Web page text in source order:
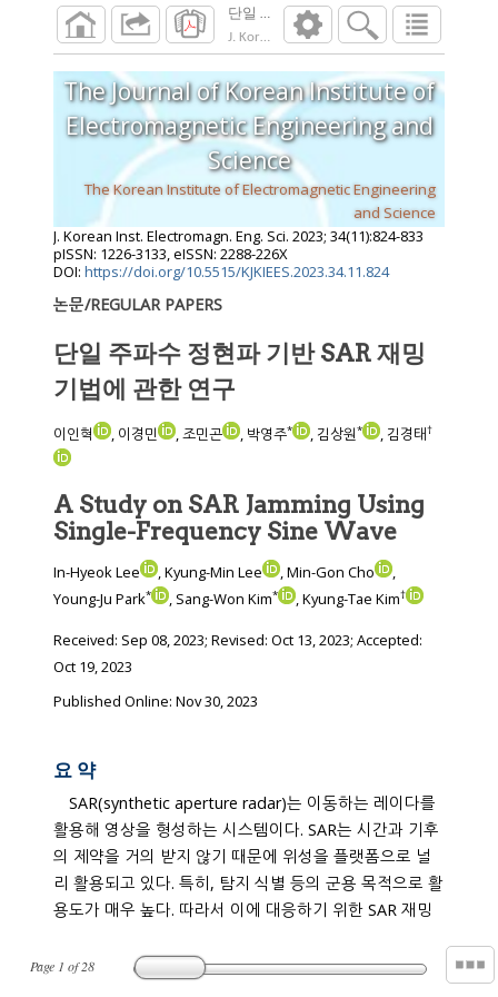
단일 주파수 정현파 기반 SAR 재밍 기법에
J. Korean Inst. Electromagn. Eng. Sci.
Page 1 of28
The Journal of Korean Institute of
Electromagnetic Engineering and
Science
The Korean Institute of Electromagnetic Engineering
and Science
J. Korean Inst. Electromagn. Eng. Sci. 2023; 34(11):824-833
pISSN: 1226-3133, eISSN: 2288-226X
DOI: https://doi.org/10.5515/KJKIEES.2023.34.11.824
논문/REGULAR PAPERS
단일 주파수 정현파 기반 SAR 재밍
기법에 관한 연구
이인혁 , 이경민 , 조민곤 , 박영주* , 김상원* , 김경태†
A Study on SAR Jamming Using
Single-Frequency Sine Wave
In-Hyeok Lee , Kyung-Min Lee , Min-Gon Cho
,
Young-Ju Park* , Sang-Won Kim* , Kyung-Tae Kim†
Received: Sep 08, 2023; Revised: Oct 13, 2023; Accepted:
Oct 19, 2023
Published Online: Nov 30, 2023
요 약
SAR(synthetic aperture radar)는 이동하는 레이다를
활용해 영상을 형성하는 시스템이다. SAR는 시간과 기후
의 제약을 거의 받지 않기 때문에 위성을 플랫폼으로 널
리 활용되고 있다. 특히, 탐지 식별 등의 군용 목적으로 활
용도가 매우 높다. 따라서 이에 대응하기 위한 SAR 재밍